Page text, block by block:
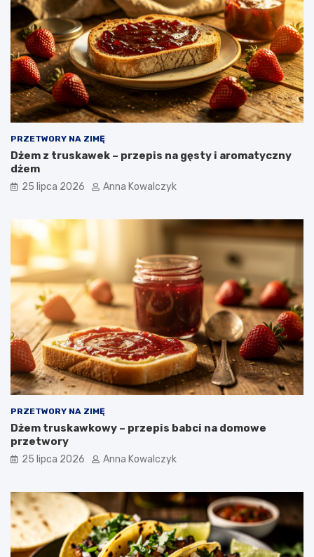
PRZETWORY NA ZIMĘ
Dżem z truskawek – przepis na gęsty i aromatyczny
dżem
25 lipca 2026 Anna Kowalczyk
PRZETWORY NA ZIMĘ
Dżem truskawkowy – przepis babci na domowe
przetwory
25 lipca 2026 Anna Kowalczyk